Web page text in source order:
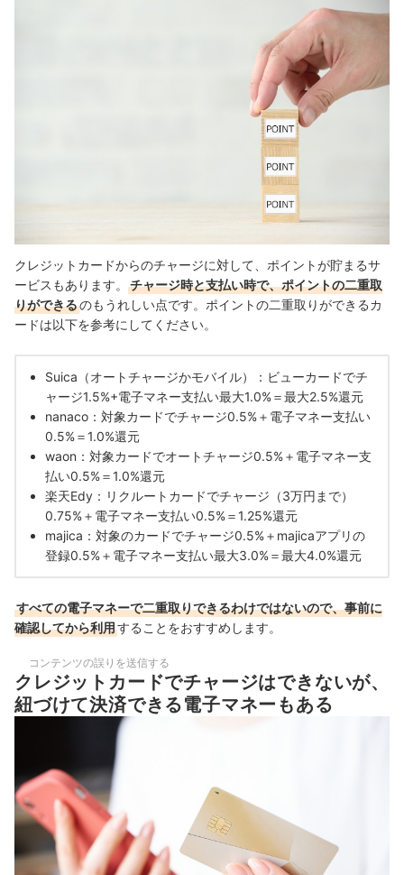
クレジットカードからのチャージに対して、ポイントが貯まるサ
ービスもあります。
チャージ時と支払い時で、ポイントの二重取
りができるのもうれしい点です。ポイントの二重取りができるカ
ードは以下を参考にしてください。
Suica（オートチャージかモバイル）：ビューカードでチ
ャージ1.5%+電子マネー支払い最大1.0%＝最大2.5%還元
nanaco：対象カードでチャージ0.5%＋電子マネー支払い
0.5%＝1.0%還元
waon：対象カードでオートチャージ0.5%＋電子マネー支
払い0.5%＝1.0%還元
楽天Edy：リクルートカードでチャージ（3万円まで）
0.75%＋電子マネー支払い0.5%＝1.25%還元
majica：対象のカードでチャージ0.5%＋majicaアプリの
登録0.5%＋電子マネー支払い最大3.0%＝最大4.0%還元
すべての電子マネーで二重取りできるわけではないので、事前に
確認してから利用することをおすすめします。
コンテンツの誤りを送信する
クレジットカードでチャージはできないが、
紐づけて決済できる電子マネーもある